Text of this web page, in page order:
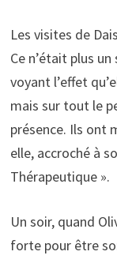
Les visites de
Ce n’était plus
voyant l’effet
mais sur tout le
présence. Ils ont
elle, accroché à
Thérapeutique ».
Un soir, quand
forte pour être